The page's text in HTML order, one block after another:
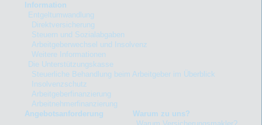
Information
Entgeltumwandlung
Direktversicherung
Steuern und Sozialabgaben
Arbeitgeberwechsel und Insolvenz
Weitere Informationen
Die Unterstützungskasse
Steuerliche Behandlung beim Arbeitgeber im Überblick
Insolvenzschutz
Arbeitgeberfinanzierung
Arbeitnehmerfinanzierung
Angebotsanforderung
Warum zu uns?